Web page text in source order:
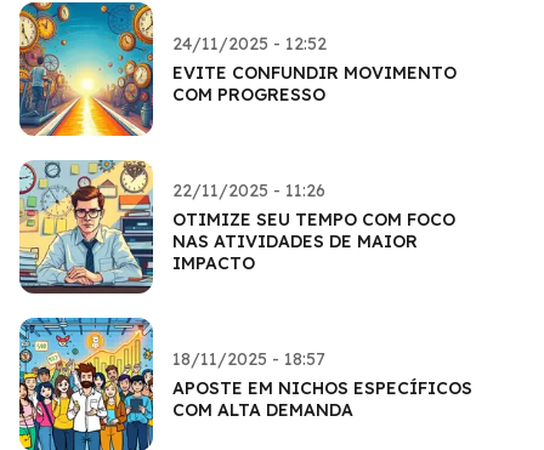
24/11/2025 - 12:52
EVITE CONFUNDIR MOVIMENTO
COM PROGRESSO
22/11/2025 - 11:26
OTIMIZE SEU TEMPO COM FOCO
NAS ATIVIDADES DE MAIOR
IMPACTO
18/11/2025 - 18:57
APOSTE EM NICHOS ESPECÍFICOS
COM ALTA DEMANDA